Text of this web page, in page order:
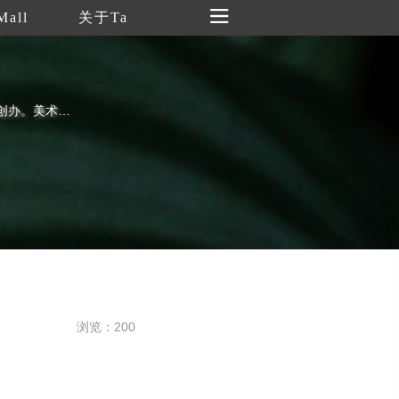
关于Ta
浏览：200